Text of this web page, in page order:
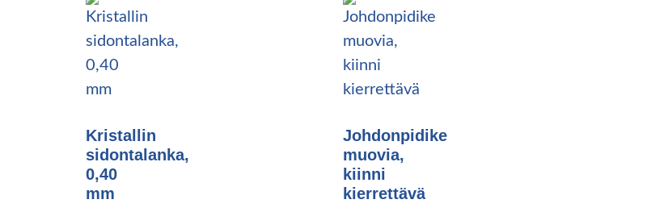
Kristallin
sidontalanka,
0,40
mm
Johdonpidike
muovia,
kiinni
kierrettävä